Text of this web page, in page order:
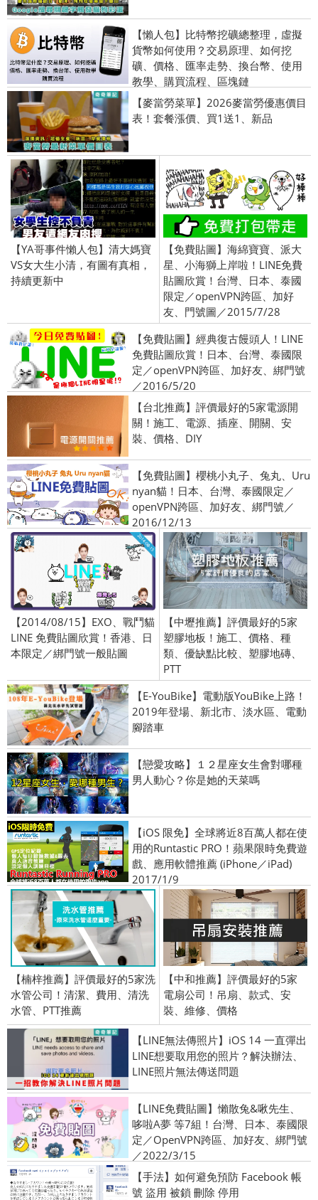
【懶人包】比特幣挖礦總整理，虛擬
貨幣如何使用？交易原理、如何挖
礦、價格、匯率走勢、換台幣、使用
教學、購買流程、區塊鏈
【麥當勞菜單】2026麥當勞優惠價目
表！套餐漲價、買1送1、新品
【YA哥事件懶人包】清大媽寶
VS女大生小清，有圖有真相，
持續更新中
【免費貼圖】海綿寶寶、派大
星、小海獅上岸啦！LINE免費
貼圖欣賞！台灣、日本、泰國
限定／openVPN跨區、加好
友、門號圖／2015/7/28
【免費貼圖】經典復古饅頭人！LINE
免費貼圖欣賞！日本、台灣、泰國限
定／openVPN跨區、加好友、綁門號
／2016/5/20
【台北推薦】評價最好的5家電源開
關！施工、電源、插座、開關、安
裝、價格、DIY
【免費貼圖】櫻桃小丸子、兔丸、Uru
nyan貓！日本、台灣、泰國限定／
openVPN跨區、加好友、綁門號／
2016/12/13
【2014/08/15】EXO、戰鬥貓
LINE 免費貼圖欣賞！香港、日
本限定／綁門號一般貼圖
【中壢推薦】評價最好的5家
塑膠地板！施工、價格、種
類、優缺點比較、塑膠地磚、
PTT
【E-YouBike】電動版YouBike上路！
2019年登場、新北市、淡水區、電動
腳踏車
【戀愛攻略】１２星座女生會對哪種
男人動心？你是她的天菜嗎
【iOS 限免】全球將近8百萬人都在使
用的Runtastic PRO！蘋果限時免費遊
戲、應用軟體推薦 (iPhone／iPad)
2017/1/9
【楠梓推薦】評價最好的5家洗
水管公司！清潔、費用、清洗
水管、PTT推薦
【中和推薦】評價最好的5家
電扇公司！吊扇、款式、安
裝、維修、價格
【LINE無法傳照片】iOS 14 一直彈出
LINE想要取用您的照片？解決辦法、
LINE照片無法傳送問題
【LINE免費貼圖】懶散兔&啾先生、
哆啦A夢 等7組！台灣、日本、泰國限
定／OpenVPN跨區、加好友、綁門號
／2022/3/15
【手法】如何避免預防 Facebook 帳
號 盜用 被鎖 刪除 停用